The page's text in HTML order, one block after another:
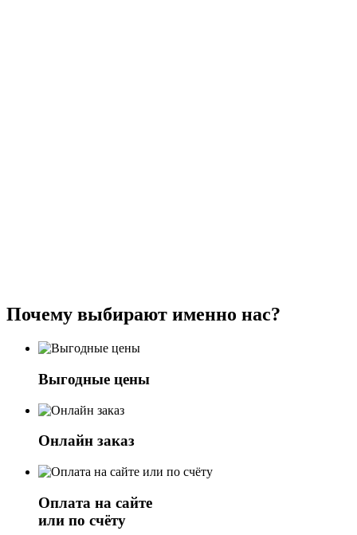
Почему выбирают именно нас?
Выгодные цены
Онлайн заказ
Оплата на сайте
или по счёту